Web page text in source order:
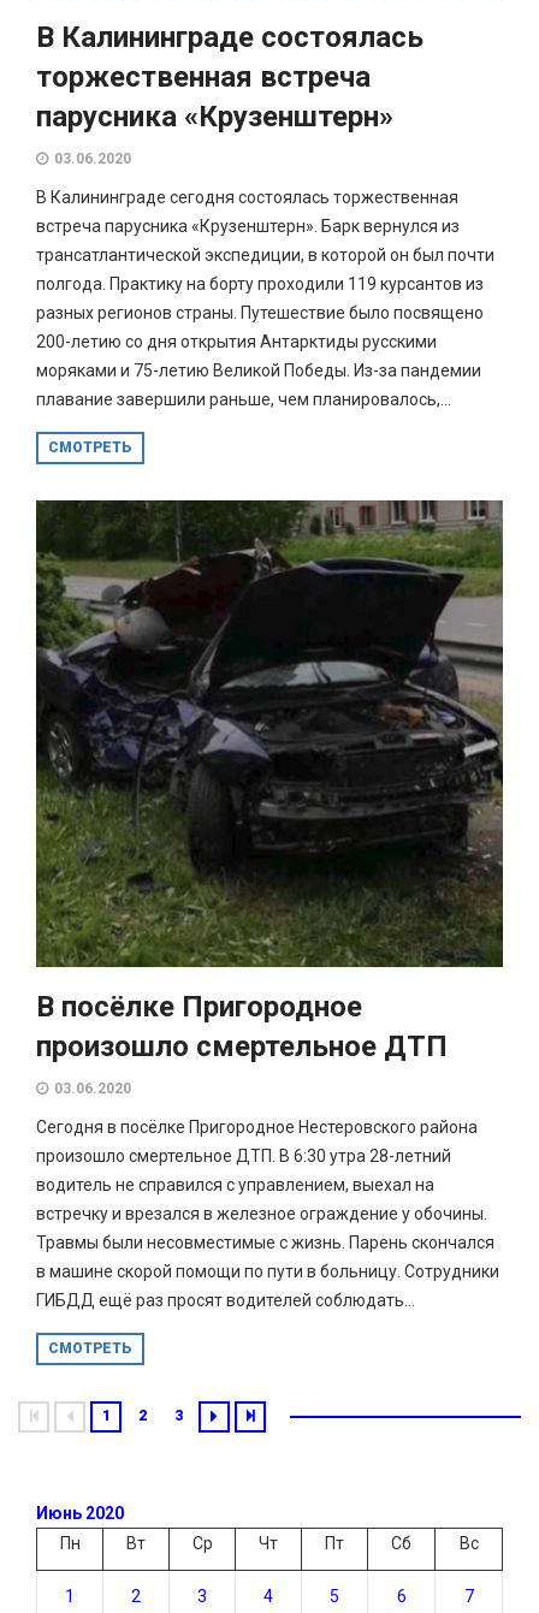
В Калининграде состоялась
торжественная встреча
парусника «Крузенштерн»
03.06.2020
В Калининграде сегодня состоялась торжественная
встреча парусника «Крузенштерн». Барк вернулся из
трансатлантической экспедиции, в которой он был почти
полгода. Практику на борту проходили 119 курсантов из
разных регионов страны. Путешествие было посвящено
200-летию со дня открытия Антарктиды русскими
моряками и 75-летию Великой Победы. Из-за пандемии
плавание завершили раньше, чем планировалось,...
СМОТРЕТЬ
В посёлке Пригородное
произошло смертельное ДТП
03.06.2020
Сегодня в посёлке Пригородное Нестеровского района
произошло смертельное ДТП. В 6:30 утра 28-летний
водитель не справился с управлением, выехал на
встречку и врезался в железное ограждение у обочины.
Травмы были несовместимые с жизнь. Парень скончался
в машине скорой помощи по пути в больницу. Сотрудники
ГИБДД ещё раз просят водителей соблюдать...
СМОТРЕТЬ
1 2 3
Июнь 2020
Пн
Вт Ср Чт Пт Сб Вс
1 2 3 4 5 6 7